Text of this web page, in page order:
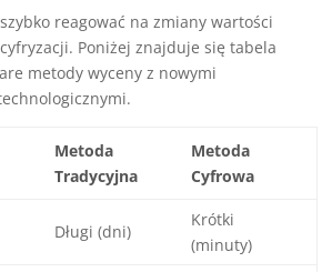
reagować na zmiany wartości
Poniżej znajduje się tabela
metody wyceny z nowymi
Metoda
Tradycyjna
Metoda
Cyfrowa
Długi (dni)
Krótki
(minuty)